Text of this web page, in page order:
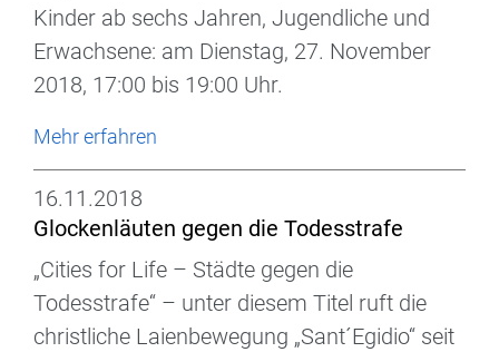
Kinder ab sechs Jahren, Jugendliche und
Erwachsene: am Dienstag, 27. November
2018, 17:00 bis 19:00 Uhr.
Mehr erfahren
16.11.2018
Glockenläuten gegen die Todesstrafe
„Cities for Life – Städte gegen die
Todesstrafe“ – unter diesem Titel ruft die
christliche Laienbewegung „Sant´Egidio“ seit